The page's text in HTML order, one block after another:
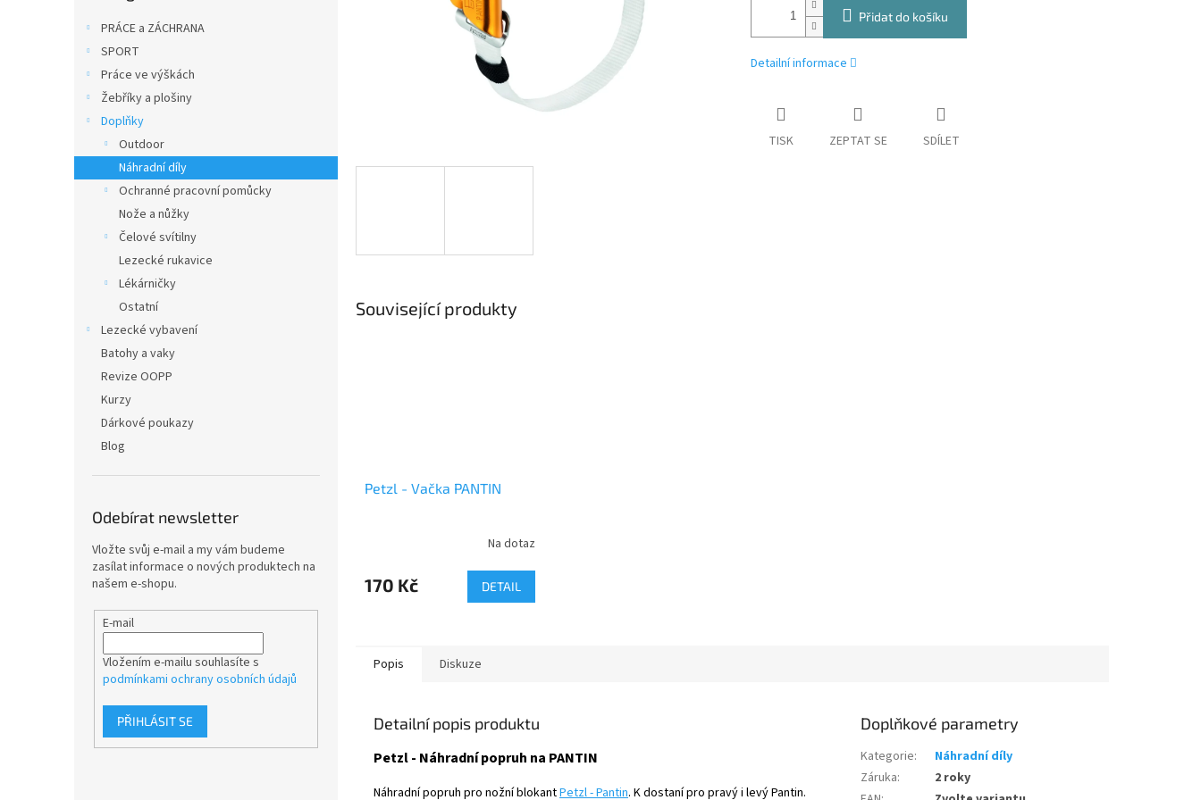
PRÁCE a ZÁCHRANA
SPORT
Práce ve výškách
Žebříky a plošiny
Doplňky
Outdoor
Náhradní díly
Ochranné pracovní pomůcky
Nože a nůžky
Čelové svítilny
Lezecké rukavice
Lékárničky
Ostatní
Lezecké vybavení
Batohy a vaky
Revize OOPP
Kurzy
Dárkové poukazy
Blog
Odebírat newsletter
Vložte svůj e-mail a my vám budeme
zasílat informace o nových produktech na
našem e-shopu.
E-mail
Vložením e-mailu souhlasíte s
podmínkami ochrany osobních údajů
PŘIHLÁSIT SE
Přidat do košíku
Detailní informace
TISK ZEPTAT SE SDÍLET
Související produkty
Petzl - Vačka PANTIN
Na dotaz
170 Kč DETAIL
Popis Diskuze
Detailní popis produktu
Petzl - Náhradní popruh na PANTIN
Náhradní popruh pro nožní blokantPetzl - Pantin. K dostaní pro pravý i levý Pantin.
Doplňkové parametry
Kategorie:
Náhradní díly
Záruka:
2 roky